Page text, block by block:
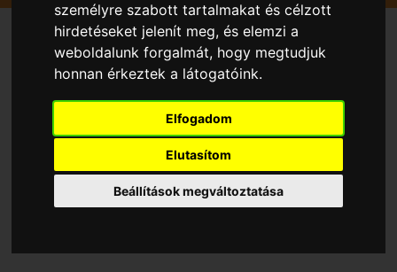
személyre szabott tartalmakat és célzott
hirdetéseket jelenít meg, és elemzi a
weboldalunk forgalmát, hogy megtudjuk
honnan érkeztek a látogatóink.
Elfogadom
Elutasítom
Beállítások megváltoztatása